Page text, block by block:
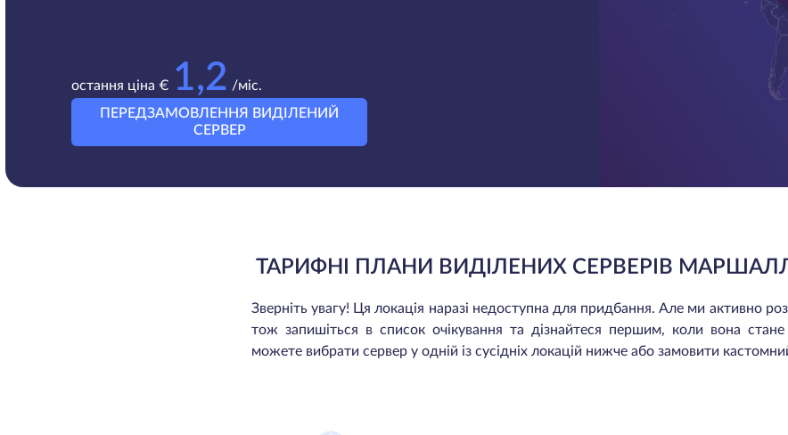
остання ціна € 1,2 /міс.
ПЕРЕДЗАМОВЛЕННЯ ВИДІЛЕНИЙ
СЕРВЕР
ТАРИФНІ ПЛАНИ ВИДІЛЕНИХ СЕРВЕРІВ
Зверніть увагу! Ця локація наразі недоступна для придбання. Але ми активно
тож запишіться в список очікування та дізнайтеся першим, коли вона
можете вибрати сервер у одній із сусідніх локацій нижче або замовити